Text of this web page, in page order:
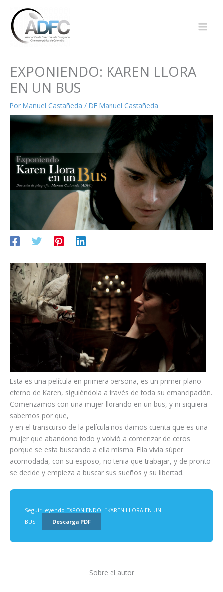
contenido
EXPONIENDO: KAREN LLORA
EN UN BUS
Por Manuel Castañeda / DF Manuel Castañeda
Esta es una película en primera persona, es un primer plano
eterno de Karen, siguiéndola a través de toda su emancipación.
Comenzamos con una mujer llorando en un bus, y ni siquiera
sabemos por que,
y en el transcurso de la película nos damos cuenta que es una
mujer que abandono todo y volvió a comenzar de ceros
porque se esta buscando a ella misma. Ella vivía súper
acomodada, con su esposo, no tenia que trabajar, y de pronto
se decide y empieza a buscar sus sueños y su libertad.
Seguir leyendo EXPONIENDO: ¨KAREN LLORA EN UN
BUS¨
Descarga PDF
Sobre el autor